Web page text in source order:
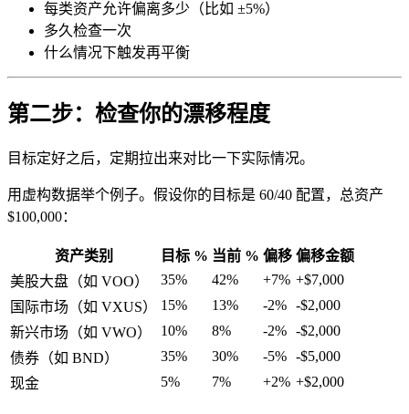
每类资产允许偏离多少（比如 ±5%）
多久检查一次
什么情况下触发再平衡
第二步：检查你的漂移程度
目标定好之后，定期拉出来对比一下实际情况。
用虚构数据举个例子。假设你的目标是 60/40 配置，总资产
$100,000：
资产类别 目标 % 当前 % 偏移 偏移金额
美股大盘（如 VOO）
35% 42% +7% +$7,000
国际市场（如 VXUS）
15% 13% -2% -$2,000
新兴市场（如 VWO）
10% 8% -2% -$2,000
债券（如 BND）
35% 30% -5% -$5,000
现金
5% 7% +2% +$2,000